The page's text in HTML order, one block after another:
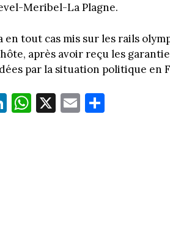
Meribel-La Plagne.
en tout cas mis sur les rails
après avoir reçu les
par la situation politique en
Li
nk
W
ha
X E
m